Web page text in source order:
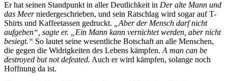
Er hat seinen Standpunkt in aller Deutlichkeit in Der alte Mann und
das Meerniedergeschrieben, und sein Ratschlag wird sogar auf T-
Shirts und Kaffeetassen gedruckt.
„Aber der Mensch darf nicht
aufgeben“, sagte er. „Ein Mann kann vernichtet werden, aber nicht
besiegt.“ So lautet seine wesentliche Botschaft an alle Menschen,
die gegen die Widrigkeiten des Lebens kämpfen. A man can be
destroyed but not defeated. Auch er wird kämpfen, solange noch
Hoffnung da ist.